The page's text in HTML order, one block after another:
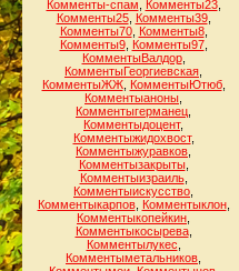
Комменты-спам
Комменты23,
Комменты25, Комменты39,
Комменты70, Комменты8,
Комменты9, Комменты97,
КомментыВалдор,
КомментыГеоргиевская
КомментыЖЖ, КомментыЮтюб,
Комментыаноны
Комментыгерманец
Комментыдоцент,
Комментыжидохвост,
Комментыжуравков
Комментызакрыты,
Комментыизраиль,
Комментыискусство
Комментыкарпов, Комментыклон,
Комментыкопейкин
Комментыкосырева,
Комментылукес
Комментыметальников